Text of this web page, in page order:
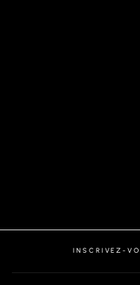
INSCRIVEZ-